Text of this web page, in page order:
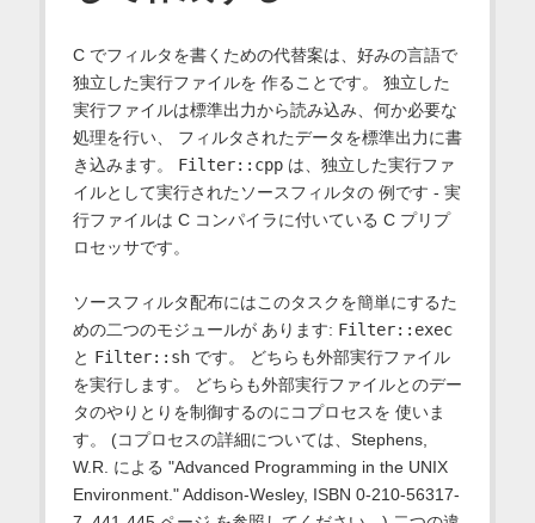
C でフィルタを書くための代替案は、好みの言語で
独立した実行ファイルを 作ることです。 独立した
実行ファイルは標準出力から読み込み、何か必要な
処理を行い、 フィルタされたデータを標準出力に書
き込みます。 Filter::cppは、独立した実行ファ
イルとして実行されたソースフィルタの 例です - 実
行ファイルは C コンパイラに付いている C プリプ
ロセッサです。
ソースフィルタ配布にはこのタスクを簡単にするた
めの二つのモジュールが あります: Filter::exec
と Filter::shです。 どちらも外部実行ファイル
を実行します。 どちらも外部実行ファイルとのデー
タのやりとりを制御するのにコプロセスを 使いま
す。 (コプロセスの詳細については、Stephens,
W.R. による "Advanced Programming in the UNIX
Environment." Addison-Wesley, ISBN 0-210-56317-